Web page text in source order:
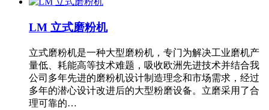
LM 立式磨粉机
立式磨粉机是一种大型磨粉机，专门为解决工业磨机产
量低、耗能高等技术难题，吸收欧洲先进技术并结合我
公司多年先进的磨粉机设计制造理念和市场需求，经过
多年的潜心设计改进后的大型粉磨设备。立磨采用了合
理可靠的…